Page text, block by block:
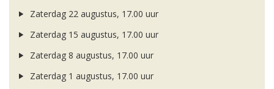
Zaterdag 22 augustus, 17.00 uur
Zaterdag 15 augustus, 17.00 uur
Zaterdag 8 augustus, 17.00 uur
Zaterdag 1 augustus, 17.00 uur